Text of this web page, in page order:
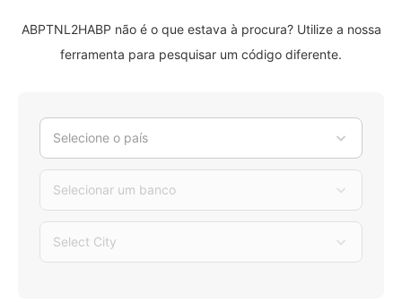
ABPTNL2HABP não é o que estava à procura? Utilize a nossa
ferramenta para pesquisar um código diferente.
Selecione o país
Selecionar um banco
Select City